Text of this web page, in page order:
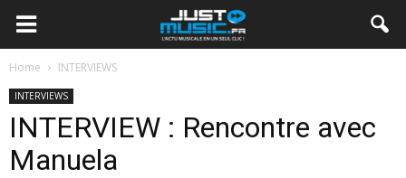
Home INTERVIEWS
INTERVIEWS
INTERVIEW : Rencontre avec
Manuela